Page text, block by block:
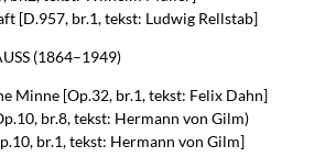
[D.957, br.1, tekst: Ludwig Rellstab]
(1864–1949)
Minne [Op.32, br.1, tekst: Felix Dahn]
br.8, tekst: Hermann von Gilm)
br.1, tekst: Hermann von Gilm]